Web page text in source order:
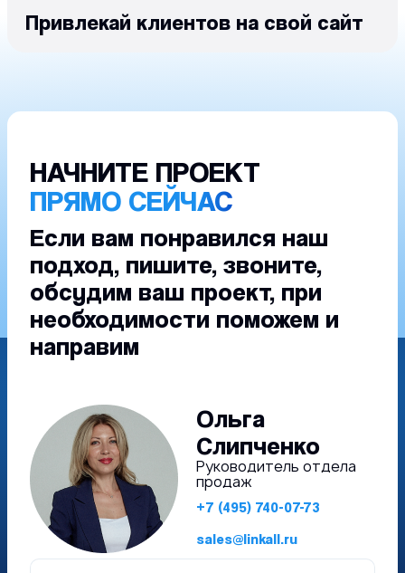
Привлекай клиентов на свой сайт
НАЧНИТЕ ПРОЕКТ
ПРЯМО СЕЙЧАС
Если вам понравился наш
подход, пишите, звоните,
обсудим ваш проект, при
необходимости поможем и
направим
Ольга
Слипченко
Руководитель отдела
продаж
+7 (495) 740-07-73
sales@linkall.ru